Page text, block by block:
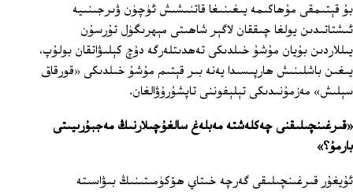
بۇ قېتىمقى مۇھاكىمە يىغىنىغا قاتنىشىش ئۈچۈن ۋىرجىنىيە
ئىشتاتىدىن يولغا چىققان لاگېر شاھىتى مېھرىگۈل تۇرسۇن
يىللاردىن بۇيان مۇشۇ خىلدىكى تەھدىتلەرگە دۇچ كېلىۋاتقان بولۇپ،
يىغىن باشلىنىش ھارپىسىدا يەنە بىر قېتىم مۇشۇ خىلدىكى «قورقاق
سېلىش» مەزمۇنىدىكى تېلېفوننى تاپشۇرۇۋالغان.
«قىرغىنچىلىقنى چەكلەشتە مەبلەغ سالغۇچىلارنىڭ مەجبۇرىيىتى
بارمۇ؟»
ئۇيغۇر قىرغىنچىلىقى گەرچە خىتاي ھۆكۈمىتىنىڭ بىۋاسىتە